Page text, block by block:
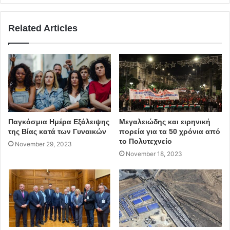
περιφέρεια Αττικής Πατούλης
Related Articles
Παγκόσμια Ημέρα Εξάλειψης
της Βίας κατά των Γυναικών
November 29, 2023
Μεγαλειώδης και ειρηνική
πορεία για τα 50 χρόνια από
το Πολυτεχνείο
November 18, 2023